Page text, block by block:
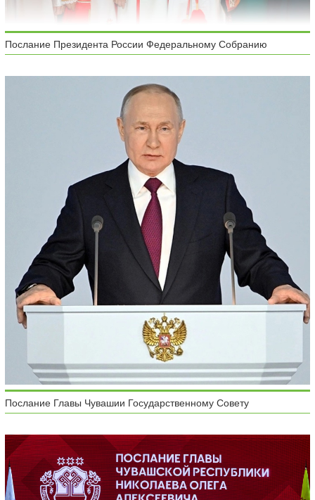
Послание Президента России Федеральному Собранию
Послание Главы Чувашии Государственному Совету